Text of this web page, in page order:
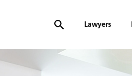
Lawyers